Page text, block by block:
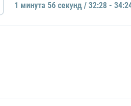
1 минутa 56 секунд / 32:28 -